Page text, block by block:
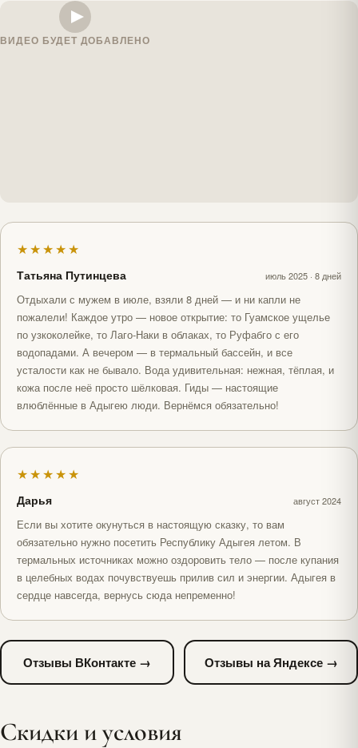
ВИДЕО БУДЕТ ДОБАВЛЕНО
★★★★★
Татьяна Путинцева июль 2025 · 8 дней
Отдыхали с мужем в июле, взяли 8 дней — и ни капли не
пожалели! Каждое утро — новое открытие: то Гуамское ущелье
по узкоколейке, то Лаго-Наки в облаках, то Руфабго с его
водопадами. А вечером — в термальный бассейн, и все
усталости как не бывало. Вода удивительная: нежная, тёплая, и
кожа после неё просто шёлковая. Гиды — настоящие
влюблённые в Адыгею люди. Вернёмся обязательно!
★★★★★
Дарья август 2024
Если вы хотите окунуться в настоящую сказку, то вам
обязательно нужно посетить Республику Адыгея летом. В
термальных источниках можно оздоровить тело — после купания
в целебных водах почувствуешь прилив сил и энергии. Адыгея в
сердце навсегда, вернусь сюда непременно!
Отзывы ВКонтакте → Отзывы на Яндексе →
Скидки и условия